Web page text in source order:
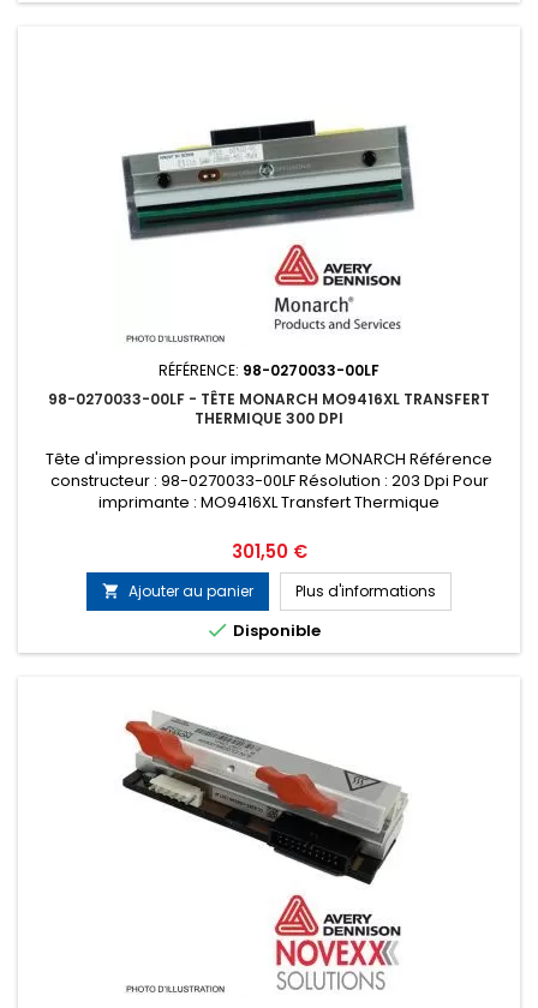
RÉFÉRENCE: 98-0270033-00LF
98-0270033-00LF - TÊTE MONARCH MO9416XL TRANSFERT
THERMIQUE 300 DPI
Tête d'impression pour imprimante MONARCH Référence
constructeur : 98-0270033-00LF Résolution : 203 Dpi Pour
imprimante : MO9416XL Transfert Thermique
Prix
301,50 €
 Ajouter au panier Plus d'informations
 Disponible